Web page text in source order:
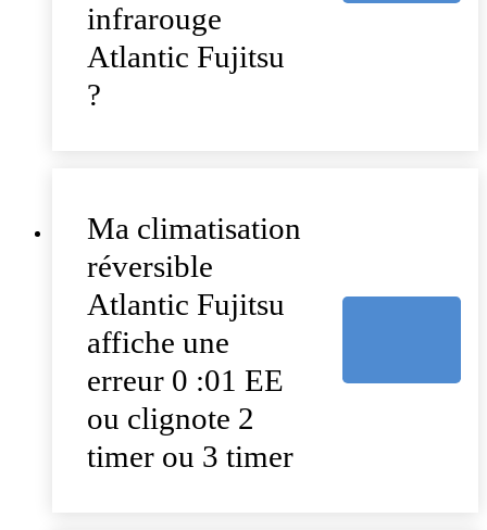
infrarouge
Atlantic Fujitsu
?
Ma climatisation
réversible
Atlantic Fujitsu
affiche une
erreur 0 :01 EE
ou clignote 2
timer ou 3 timer